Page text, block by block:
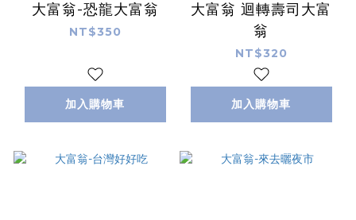
大富翁-恐龍大富翁
NT$350
加入購物車
大富翁 迴轉壽司大富
翁
NT$320
加入購物車